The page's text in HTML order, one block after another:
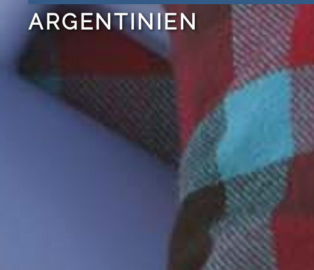
ARGENTINIEN